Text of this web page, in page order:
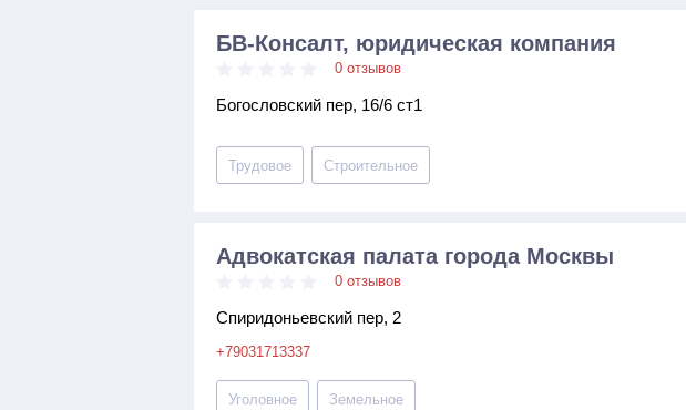
БВ-Консалт, юридическая компания
0 отзывов
Богословский пер, 16/6 ст1
Трудовое Строительное
Адвокатская палата города Москвы
0 отзывов
Спиридоньевский пер, 2
+79031713337
Уголовное Земельное